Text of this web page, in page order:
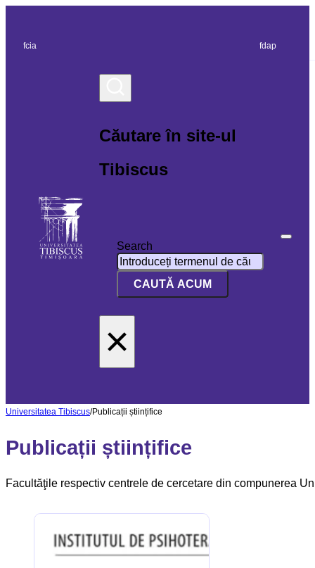
fcia fdap
Căutare în site-ul
Tibiscus
Search
CAUTĂ ACUM
×
Universitatea Tibiscus/Publicații științifice
Publicații științifice
Facultăţile respectiv centrele de cercetare din compunerea